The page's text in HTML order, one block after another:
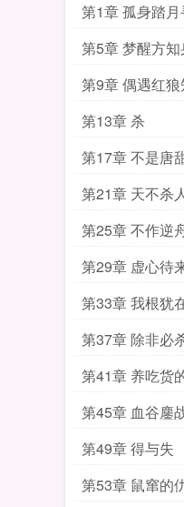
第1章 孤身踏月
第5章 梦醒方
第9章 偶遇红
第13章 杀
第17章 不是唐
第21章 天不杀
第25章 不作逆
第29章 虚心待
第33章 我根犹
第37章 除非必
第41章 养吃货
第45章 血谷鏖
第49章 得与失
第53章 鼠窜的